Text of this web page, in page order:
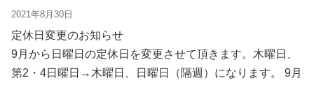
2021年8月30日
定休日変更のお知らせ
9月から日曜日の定休日を変更させて頂きます。木曜日、
第2・4日曜日→木曜日、日曜日（隔週）になります。 9月